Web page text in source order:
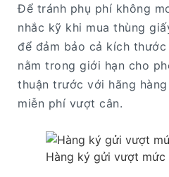
Để tránh phụ phí không
nhắc kỹ khi mua thùng
để đảm bảo cả kích
nằm trong giới hạn cho
thuận trước với hãng
miễn phí vượt cân.
Hàng ký gửi vượt mức